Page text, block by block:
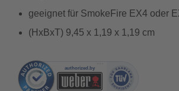
geeignet für SmokeFire EX4 oder
(HxBxT) 9,45 x 1,19 x 1,19 cm